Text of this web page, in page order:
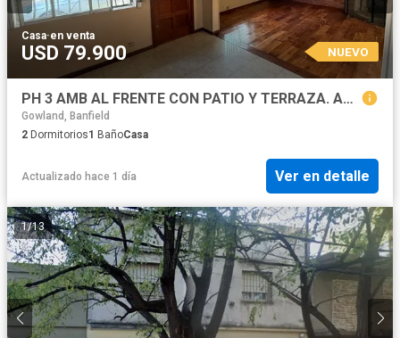
Casa·en venta
USD 79.900 NUEVO
PH 3 AMB AL FRENTE CON PATIO Y TERRAZA. APTO CRED.
Gowland, Banfield
2 Dormitorios1 BañoCasa
Actualizado hace 1 día Ver en detalle
1/13